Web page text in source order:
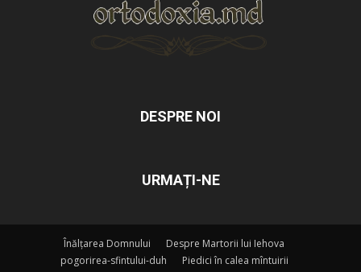
DESPRE NOI
URMAȚI-NE
Înălțarea Domnului
Despre Martorii lui Iehova
pogorirea-sfintului-duh
Piedici în calea mîntuirii